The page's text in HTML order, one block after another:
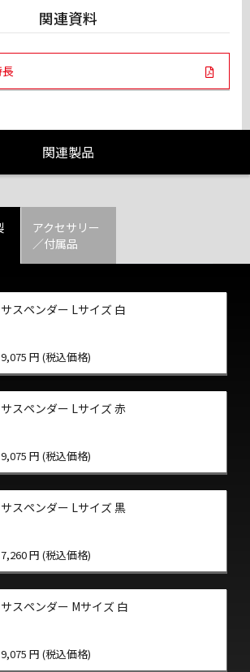
関連資料
関連製品
アクセサリー
／付属品
サスペンダー Lサイズ 白
9,075 円 (税込価格)
サスペンダー Lサイズ 赤
9,075 円 (税込価格)
サスペンダー Lサイズ 黒
7,260 円 (税込価格)
サスペンダー Mサイズ 白
9,075 円 (税込価格)